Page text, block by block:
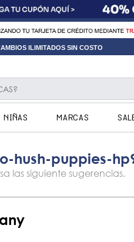
ILIMITADOS SIN COSTO
NIÑAS MARCAS
hush-puppies-